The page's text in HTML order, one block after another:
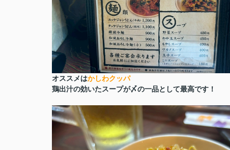
オススメはかしわクッパ
鶏出汁の効いたスープが〆の一品として最高です！